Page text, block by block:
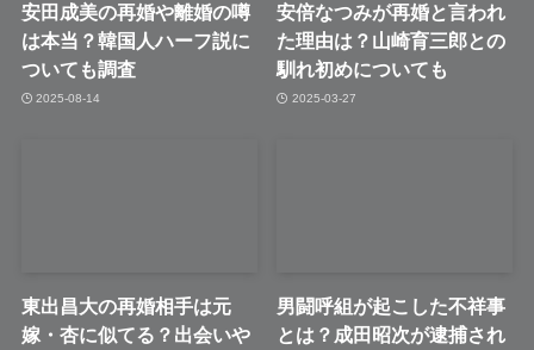
安田成美の再婚や離婚の噂
は本当？韓国人ハーフ説に
ついても調査
2025-08-14
安倍なつみが再婚と言われ
た理由は？山崎育三郎との
馴れ初めについても
2025-03-27
東出昌大の再婚相手は元
嫁・杏に似てる？出会いや
男闘呼組が起こした不祥事
とは？成田昭次が逮捕され